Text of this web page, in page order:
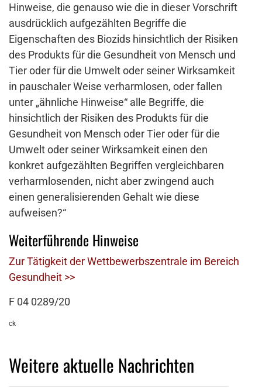
Hinweise, die genauso wie die in dieser Vorschrift
ausdrücklich aufgezählten Begriffe die
Eigenschaften des Biozids hinsichtlich der Risiken
des Produkts für die Gesundheit von Mensch und
Tier oder für die Umwelt oder seiner Wirksamkeit
in pauschaler Weise verharmlosen, oder fallen
unter „ähnliche Hinweise“ alle Begriffe, die
hinsichtlich der Risiken des Produkts für die
Gesundheit von Mensch oder Tier oder für die
Umwelt oder seiner Wirksamkeit einen den
konkret aufgezählten Begriffen vergleichbaren
verharmlosenden, nicht aber zwingend auch
einen generalisierenden Gehalt wie diese
aufweisen?“
Weiterführende Hinweise
Zur Tätigkeit der Wettbewerbszentrale im Bereich
Gesundheit >>
F 04 0289/20
ck
Weitere aktuelle Nachrichten